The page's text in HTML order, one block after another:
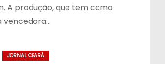
A produção, que tem como
vencedora…
JORNAL CEARÁ